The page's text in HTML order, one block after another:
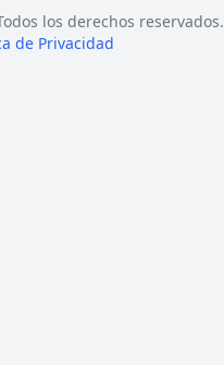
los derechos reservados.
de Privacidad